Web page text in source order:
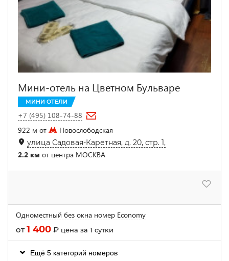
Мини-отель на Цветном Бульваре
МИНИ ОТЕЛИ
+7 (495) 108-74-88
922 м от
Новослободская
улица Садовая-Каретная, д. 20, стр. 1,
2.2 км от центра МОСКВА
Одноместный без окна номер Economy
от1 400 ₽ цена за 1 сутки
Ещё 5 категорий номеров